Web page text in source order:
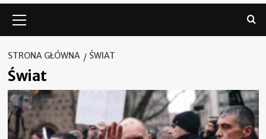
główne
STRONA GŁÓWNA ŚWIAT
Świat